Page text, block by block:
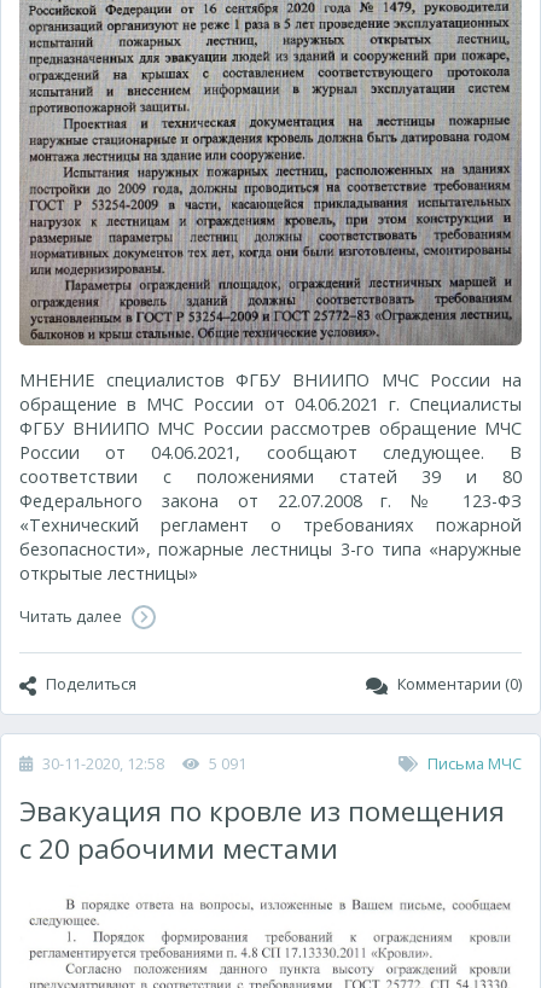
МНЕНИЕ специалистов ФГБУ ВНИИПО МЧС России на
обращение в МЧС России от 04.06.2021 г. Специалисты
ФГБУ ВНИИПО МЧС России рассмотрев обращение МЧС
России от 04.06.2021, сообщают следующее. В
соответствии с положениями статей 39 и 80
Федерального закона от 22.07.2008 г. № 123-ФЗ
«Технический регламент о требованиях пожарной
безопасности», пожарные лестницы 3-го типа «наружные
открытые лестницы»
Читать далее
Поделиться Комментарии (0)
30-11-2020, 12:58 5 091 Письма МЧС
Эвакуация по кровле из помещения
с 20 рабочими местами